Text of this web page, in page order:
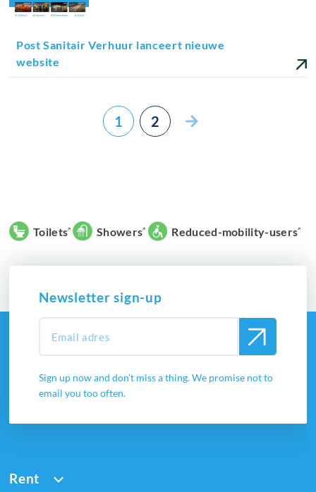
Post Sanitair Verhuur lanceert nieuwe
website
1 2
Toilets Showers Reduced-mobility-users
Rent
Newsletter sign-up
Sign up now and don’t miss a thing. We promise not to
email you too often.